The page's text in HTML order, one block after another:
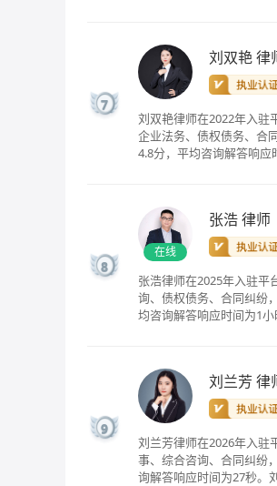
7
刘双艳律
刘双艳律师在2022年入驻
企业法务、债权债务、合
4.8分，平均咨询解答响应
8
在线
张浩律师
张浩律师在2025年入驻平
询、债权债务、合同纠纷
均咨询解答响应时间为1小
9
刘兰芳 律
刘兰芳律师在2026年入驻
事、综合咨询、合同纠纷
询解答响应时间为27秒。